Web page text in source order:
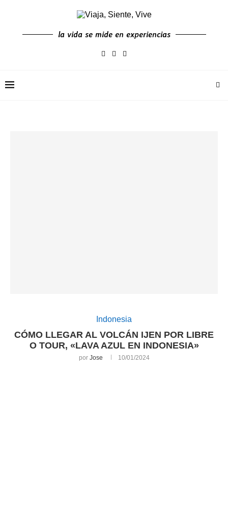
la vida se mide en experiencias
Indonesia
CÓMO LLEGAR AL VOLCÁN IJEN POR LIBRE
O TOUR, «LAVA AZUL EN INDONESIA»
por Jose 10/01/2024